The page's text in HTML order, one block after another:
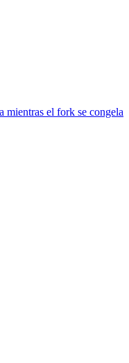
el fork se congela